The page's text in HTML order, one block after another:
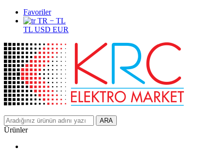
Favoriler
TR − TL
TL USD EUR
ARA
Ürünler